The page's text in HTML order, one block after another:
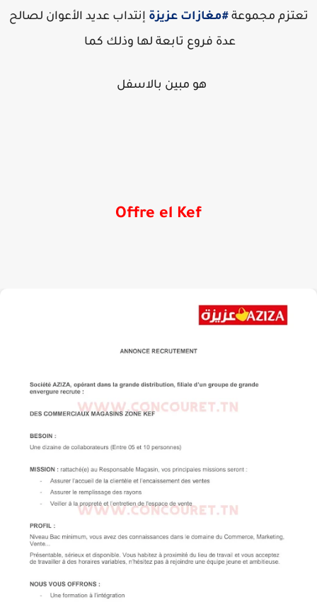
مجموعة#مغازات عزيزةإنتداب عديد الأعوان لصالح
عدة فروع تابعة لها وذلك كما
هو مبين بالاسفل
Offre el Kef